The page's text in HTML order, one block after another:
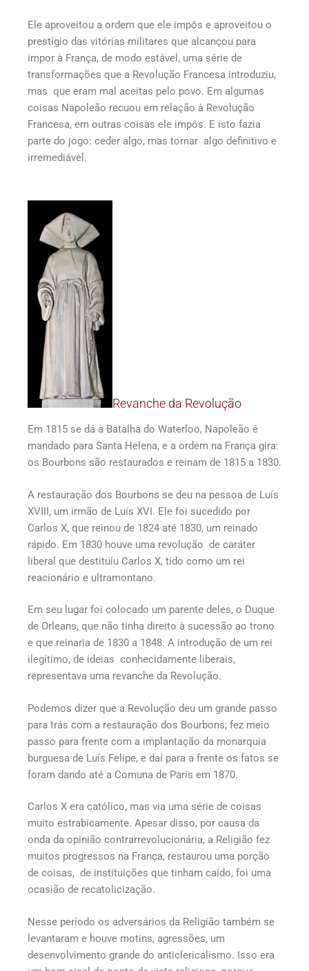
Ele aproveitou a ordem que ele impôs e aproveitou o
prestígio das vitórias militares que alcançou para
impor à França, de modo estável, uma série de
transformações que a Revolução Francesa introduziu,
mas que eram mal aceitas pelo povo. Em algumas
coisas Napoleão recuou em relação à Revolução
Francesa, em outras coisas ele impôs. E isto fazia
parte do jogo: ceder algo, mas tornar algo definitivo e
irremediável.
Revanche da Revolução
Em 1815 se dá a Batalha do Waterloo, Napoleão é
mandado para Santa Helena, e a ordem na França gira:
os Bourbons são restaurados e reinam de 1815 a 1830.
A restauração dos Bourbons se deu na pessoa de Luís
XVIII, um irmão de Luís XVI. Ele foi sucedido por
Carlos X, que reinou de 1824 até 1830, um reinado
rápido. Em 1830 houve uma revolução de caráter
liberal que destituiu Carlos X, tido como um rei
reacionário e ultramontano.
Em seu lugar foi colocado um parente deles, o Duque
de Orleans, que não tinha direito à sucessão ao trono
e que reinaria de 1830 a 1848. A introdução de um rei
ilegítimo, de ideias conhecidamente liberais,
representava uma revanche da Revolução.
Podemos dizer que a Revolução deu um grande passo
para trás com a restauração dos Bourbons; fez meio
passo para frente com a implantação da monarquia
burguesa de Luís Felipe, e daí para a frente os fatos se
foram dando até a Comuna de Paris em 1870.
Carlos X era católico, mas via uma série de coisas
muito estrabicamente. Apesar disso, por causa da
onda da opinião contrarrevolucionária, a Religião fez
muitos progressos na França, restaurou uma porção
de coisas, de instituições que tinham caído, foi uma
ocasião de recatolicização.
Nesse período os adversários da Religião também se
levantaram e houve motins, agressões, um
desenvolvimento grande do anticlericalismo. Isso era